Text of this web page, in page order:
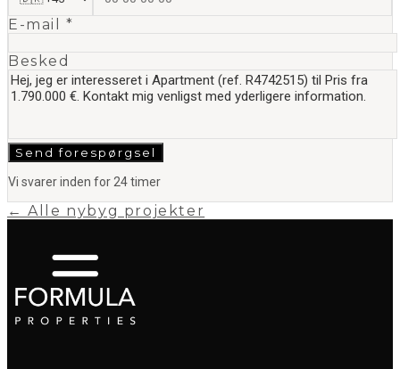
E-mail *
Besked
Send forespørgsel
Vi svarer inden for 24 timer
← Alle nybyg projekter